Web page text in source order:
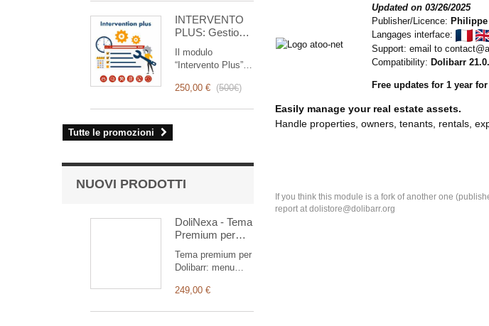
INTERVENTO
PLUS: Gestione
Interventi
Il modulo
“Intervento Plus” è
rivoluzionario che
fatturazione.
Pensato per team
suite completa di
funzionalità per
garantire un
monitoraggio
trasparente ed
intervento.
250,00 € (500€)
Tutte le promozioni
NUOVI PRODOTTI
DoliNexa - Tema
Premium per
CRM
Tema premium per
Dolibarr: menu
richiudibile,
249,00 €
Updated on 03/26/2025
Publisher/Licence: Philippe
Langages interface:
Support: email to
Compatibility: Dolibarr
Free updates for 1 year
Easily manage your real estate assets.
Handle properties, owners, tenants, rentals,
If you think this module is a fork of another one
report at dolistore@dolibarr.org